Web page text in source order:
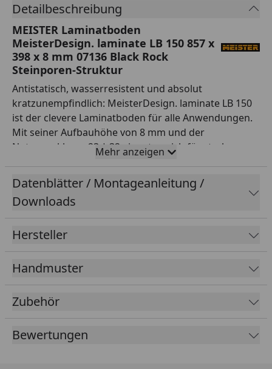
Detailbeschreibung
MEISTER Laminatboden
MeisterDesign. laminate LB 150 857 x
398 x 8 mm 07136 Black Rock
Steinporen-Struktur
Antistatisch, wasserresistent und absolut
kratzunempfindlich: MeisterDesign. laminate LB 150
ist der clevere Laminatboden für alle Anwendungen.
Mit seiner Aufbauhöhe von 8 mm und der
Nutzungsklasse 23 | 32 eignet er sich für stark
genutzte Wohnbereiche genauso wie für
Badezimmer oder gewerbliche Bereiche wie
Boutiquen und Restaurants. Das ungewöhnliche
Fliesenformat sorgt für den ganz besonderen
optischen Eindruck, speziell in modernen
Wohnumgebungen.
Mehr anzeigen
Datenblätter / Montageanleitung /
Downloads
Hersteller
Handmuster
Zubehör
Bewertungen